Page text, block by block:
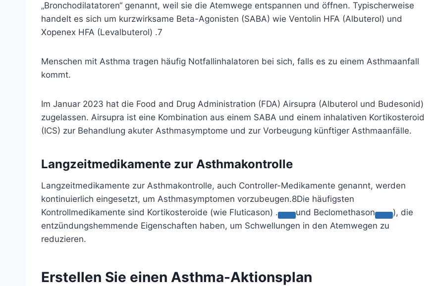
„Bronchodilatatoren“ genannt, weil sie die Atemwege entspannen und öffnen. Typischerweise
handelt es sich um kurzwirksame Beta-Agonisten (SABA) wie Ventolin HFA (Albuterol) und
Xopenex HFA (Levalbuterol) .7
Menschen mit Asthma tragen häufig Notfallinhalatoren bei sich, falls es zu einem Asthmaanfall
kommt.
Im Januar 2023 hat die Food and Drug Administration (FDA) Airsupra (Albuterol und Budesonid)
zugelassen. Airsupra ist eine Kombination aus einem SABA und einem inhalativen Kortikosteroid
(ICS) zur Behandlung akuter Asthmasymptome und zur Vorbeugung künftiger Asthmaanfälle.
Langzeitmedikamente zur Asthmakontrolle
Langzeitmedikamente zur Asthmakontrolle, auch Controller-Medikamente genannt, werden
kontinuierlich eingesetzt, um Asthmasymptomen vorzubeugen.8Die häufigsten
Kontrollmedikamente sind Kortikosteroide (wie Fluticason) . und Beclomethason
), die
entzündungshemmende Eigenschaften haben, um Schwellungen in den Atemwegen zu
reduzieren.
Erstellen Sie einen Asthma-Aktionsplan